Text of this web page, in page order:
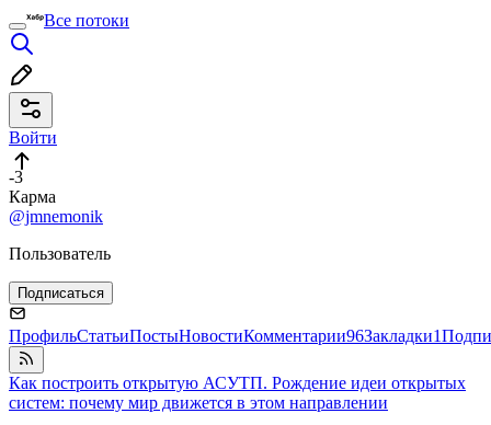
Все потоки
Войти
-3
Карма
@jmnemonik
Пользователь
Подписаться
ПрофильСтатьиПостыНовостиКомментарии96Закладки1
Как построить открытую АСУТП. Рождение идеи открытых
систем: почему мир движется в этом направлении